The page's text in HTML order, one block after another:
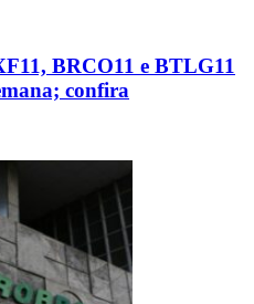
BRCO11 e BTLG11
confira